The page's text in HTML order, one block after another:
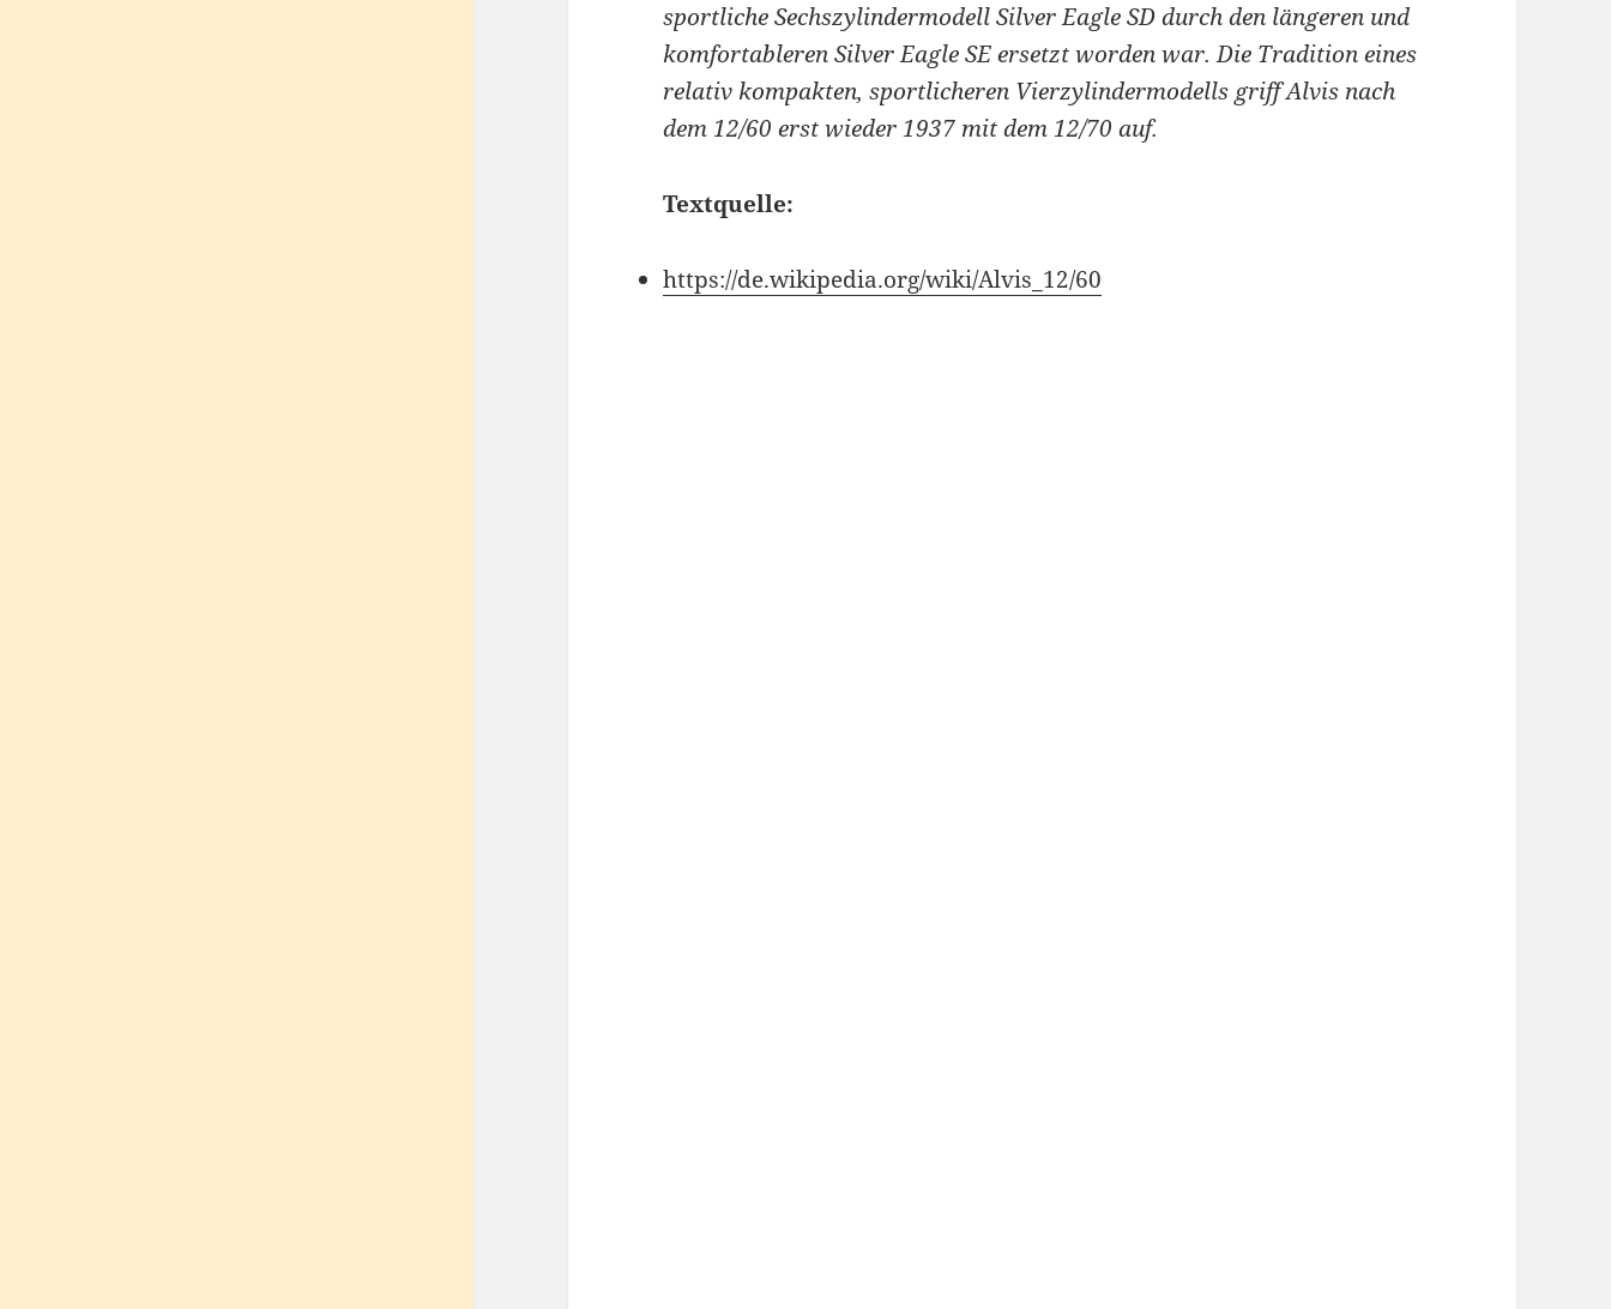
sportliche Sechszylindermodell Silver Eagle SD durch den längeren und
komfortableren Silver Eagle SE ersetzt worden war. Die Tradition eines
relativ kompakten, sportlicheren Vierzylindermodells griff Alvis nach
dem 12/60 erst wieder 1937 mit dem 12/70 auf.
Textquelle:
https://de.wikipedia.org/wiki/Alvis_12/60